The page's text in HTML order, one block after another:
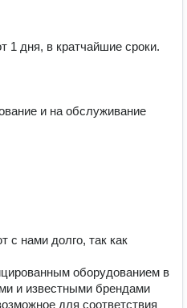
1 дня, в кратчайшие сроки.
и на обслуживание
с нами долго, так как
оборудованием в
и известными брендами
для соответствия